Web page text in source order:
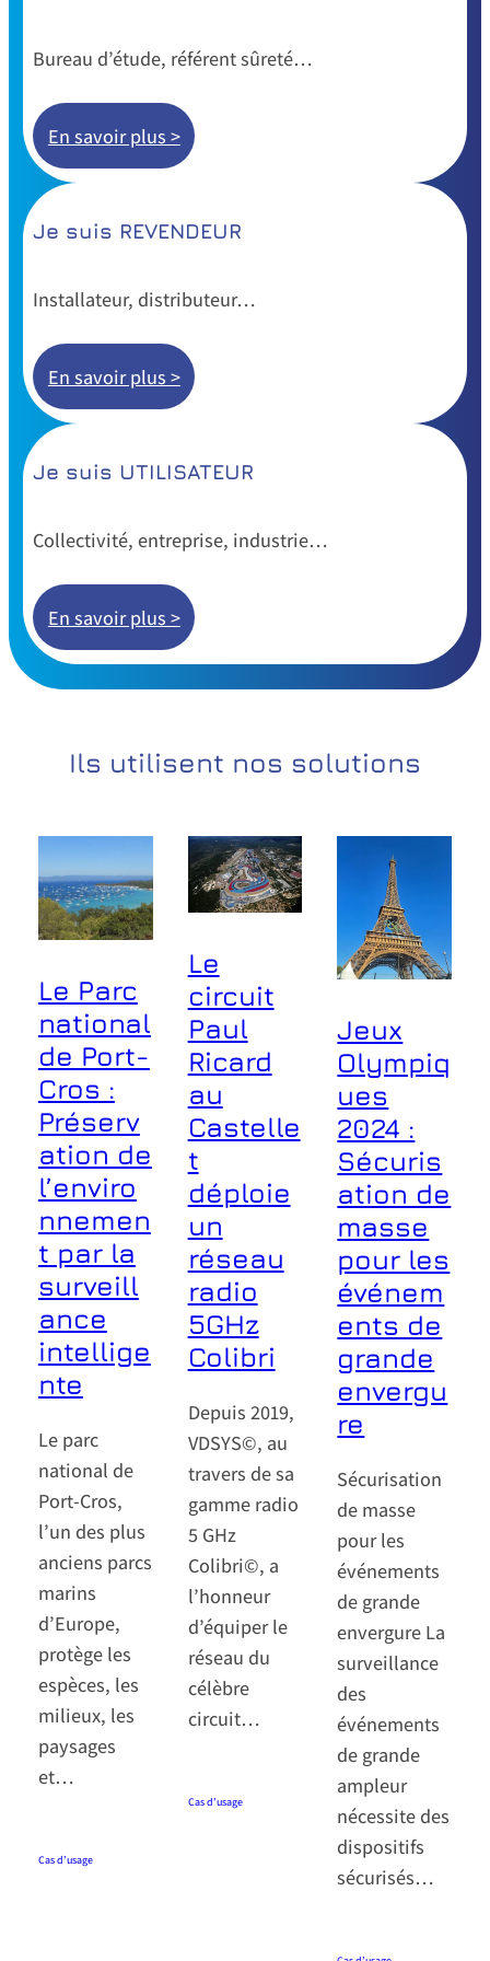
Bureau d’étude, référent sûreté…
En savoir plus >
Je suis REVENDEUR
Installateur, distributeur…
En savoir plus >
Je suis UTILISATEUR
Collectivité, entreprise, industrie…
En savoir plus >
Ils utilisent nos solutions
Le Parc
national
de Port-
Cros :
Préserv
ation de
l’enviro
nnemen
t par la
surveill
ance
intellige
nte
Le parc
national de
Port-Cros,
l’un des plus
anciens parcs
marins
d’Europe,
protège les
espèces, les
milieux, les
paysages
et…
Cas d’usage
Le
circuit
Paul
Ricard
au
Castelle
t
déploie
un
réseau
radio
5GHz
Colibri
Depuis 2019,
VDSYS©, au
travers de sa
gamme radio
5 GHz
Colibri©, a
l’honneur
d’équiper le
réseau du
célèbre
circuit…
Cas d’usage
Jeux
Olympiq
ues
2024 :
Sécuris
ation de
masse
pour les
événem
ents de
grande
envergu
re
Sécurisation
de masse
pour les
événements
de grande
envergure La
surveillance
des
événements
de grande
ampleur
nécessite des
dispositifs
sécurisés…